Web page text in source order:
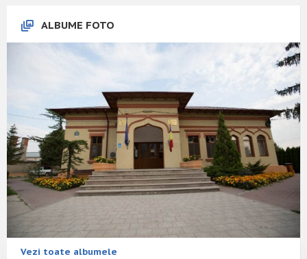
ALBUME FOTO
Vezi toate albumele